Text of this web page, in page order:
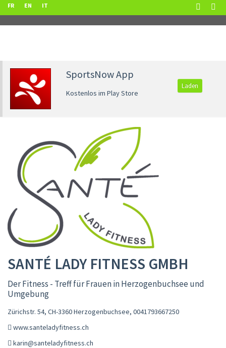
FR EN IT
SportsNow App
Kostenlos im Play Store
Laden
SANTÉ LADY FITNESS GMBH
Der Fitness - Treff für Frauen in Herzogenbuchsee und
Umgebung
Zürichstr. 54, CH-3360 Herzogenbuchsee, 0041793667250
www.santeladyfitness.ch
karin@santeladyfitness.ch